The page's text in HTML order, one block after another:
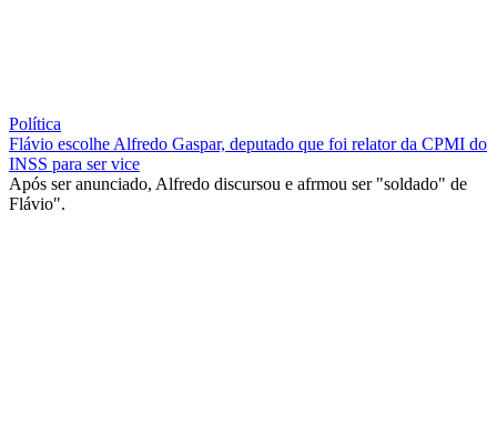
Política
Flávio escolhe Alfredo Gaspar, deputado que foi relator da CPMI do
INSS para ser vice
Após ser anunciado, Alfredo discursou e afrmou ser "soldado" de
Flávio".